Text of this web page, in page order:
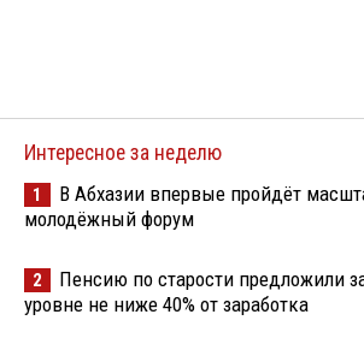
Интересное за неделю
1
В Абхазии впервые пройдёт
молодёжный форум
2
Пенсию по старости предложили
уровне не ниже 40% от заработка